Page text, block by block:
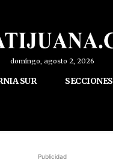
domingo, agosto 2, 2026
SUR SECCIONES
Publicidad